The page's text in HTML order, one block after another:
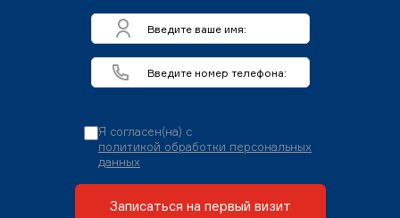
Я согласен(на) с
политикой обработки персональных
данных
Записаться на первый визит